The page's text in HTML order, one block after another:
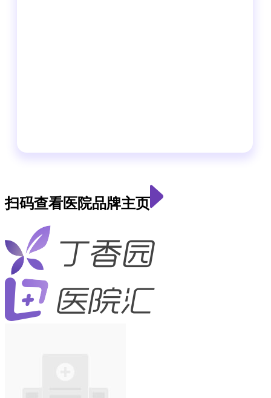
扫码查看医院品牌主页